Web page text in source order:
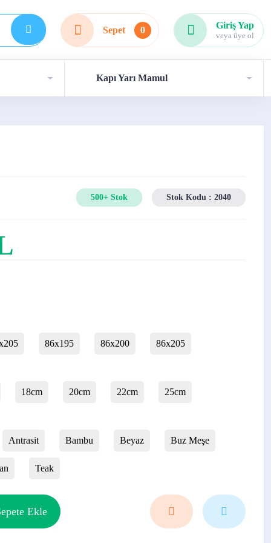
Sepet 0 Giriş Yap
veya üye ol
Kapı Yarı Mamul
500+ Stok Stok Kodu : 2040
86x195 86x200 86x205
18cm 20cm 22cm 25cm
Antrasit Bambu Beyaz Buz Meşe
Teak
Ekle